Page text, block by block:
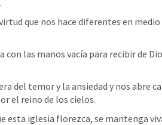
que nos hace diferentes en
con las manos vacía para recibir de
del temor y la ansiedad y nos abre
el reino de los cielos.
esta iglesia florezca, se mantenga